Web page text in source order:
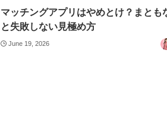
マッチングアプリはやめとけ？まとも
と失敗しない見極め方
June 19, 2026